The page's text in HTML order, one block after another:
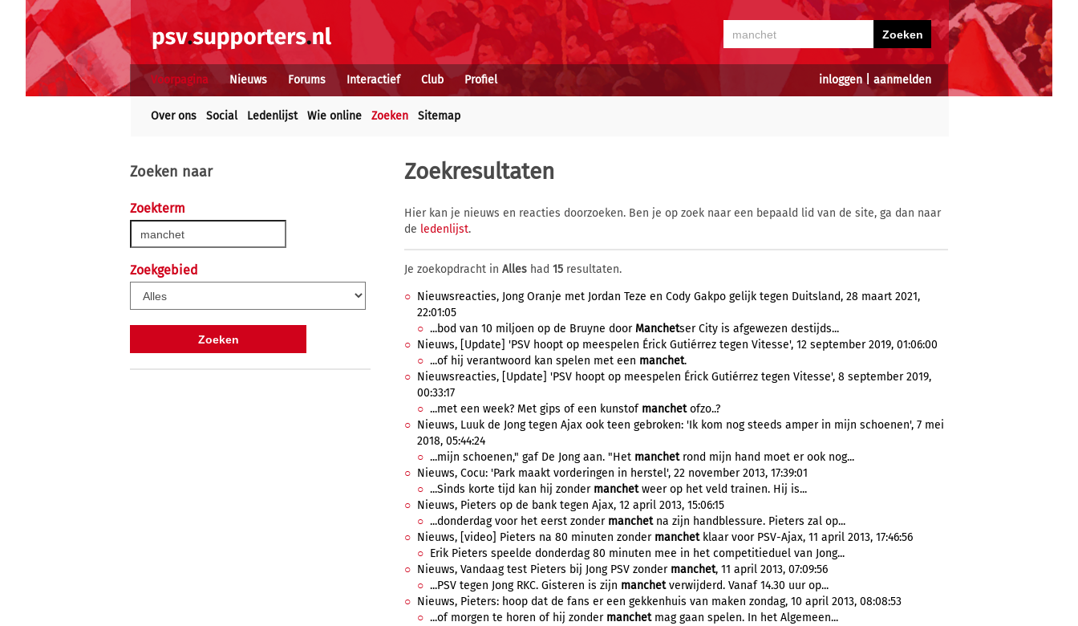
inloggen| aanmelden
Voorpagina Nieuws Forums Interactief Club Profiel
Over ons Social Ledenlijst Wie online Zoeken Sitemap
Zoeken naar
Zoekterm
Zoekgebied
Zoekresultaten
Hier kan je nieuws en reacties doorzoeken. Ben je op zoek naar een bepaald lid van de site, ga dan naar
de ledenlijst.
Je zoekopdracht in Alles had 15 resultaten.
Nieuwsreacties, Jong Oranje met Jordan Teze en Cody Gakpo gelijk tegen Duitsland, 28 maart 2021,
22:01:05
...bod van 10 miljoen op de Bruyne doorManchetser City is afgewezen destijds...
Nieuws, [Update] 'PSV hoopt op meespelen Érick Gutiérrez tegen Vitesse', 12 september 2019, 01:06:00
...of hij verantwoord kan spelen met een manchet.
Nieuwsreacties, [Update] 'PSV hoopt op meespelen Érick Gutiérrez tegen Vitesse', 8 september 2019,
00:33:17
...met een week? Met gips of een kunstof manchetofzo..?
Nieuws, Luuk de Jong tegen Ajax ook teen gebroken: 'Ik kom nog steeds amper in mijn schoenen', 7 mei
2018, 05:44:24
...mijn schoenen," gaf De Jong aan. "Het manchetrond mijn hand moet er ook nog...
Nieuws, Cocu: 'Park maakt vorderingen in herstel', 22 november 2013, 17:39:01
...Sinds korte tijd kan hij zonder manchetweer op het veld trainen. Hij is...
Nieuws, Pieters op de bank tegen Ajax, 12 april 2013, 15:06:15
...donderdag voor het eerst zonder manchetna zijn handblessure. Pieters zal op...
Nieuws, [video] Pieters na 80 minuten zonder manchetklaar voor PSV-Ajax, 11 april 2013, 17:46:56
Erik Pieters speelde donderdag 80 minuten mee in het competitieduel van Jong...
Nieuws, Vandaag test Pieters bij Jong PSV zonder manchet, 11 april 2013, 07:09:56
...PSV tegen Jong RKC. Gisteren is zijn manchetverwijderd. Vanaf 14.30 uur op...
Nieuws, Pieters: hoop dat de fans er een gekkenhuis van maken zondag, 10 april 2013, 08:08:53
...of morgen te horen of hij zonder manchetmag gaan spelen. In het Algemeen...